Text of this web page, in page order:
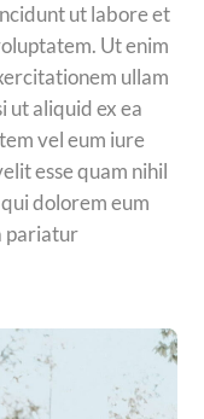
ut labore et
Ut enim
ullam
ut aliquid ex ea
vel eum iure
esse quam nihil
dolorem eum
pariatur